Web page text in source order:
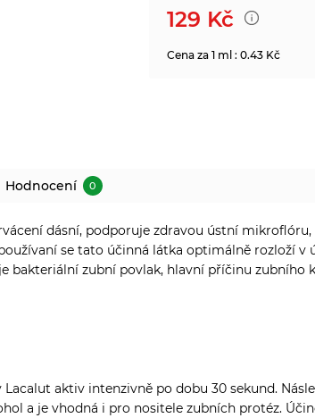
129 Kč
Cena za 1 ml : 0.43 Kč
Hodnocení 0
dásní, podporuje zdravou ústní
se tato účinná látka optimálně rozloží v
zubní povlak, hlavní příčinu zubního
aktiv intenzivně po dobu 30 sekund.
a je vhodná i pro nositele zubních protéz.